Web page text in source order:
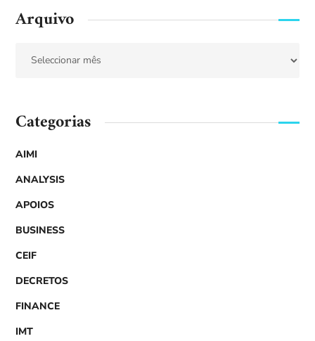
Arquivo
Categorias
AIMI
ANALYSIS
APOIOS
BUSINESS
CEIF
DECRETOS
FINANCE
IMT